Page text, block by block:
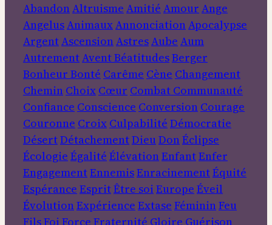
AbandonAltruisme Amitié Amour Ange
AngelusAnimauxAnnonciationApocalypse
ArgentAscensionAstresAube Aum
AutrementAventBéatitudesBerger
Bonheur Bonté Carême Cène Changement
Chemin Choix Cœur Combat Communauté
Confiance Conscience Conversion Courage
Couronne Croix Culpabilité Démocratie
DésertDétachementDieuDonÉclipse
Écologie Égalité ÉlévationEnfantEnfer
EngagementEnnemisEnracinementÉquité
Espérance EspritÊtre soi Europe Éveil
ÉvolutionExpérience Extase FémininFeu
FilsFoi Force Fraternité Gloire Guérison